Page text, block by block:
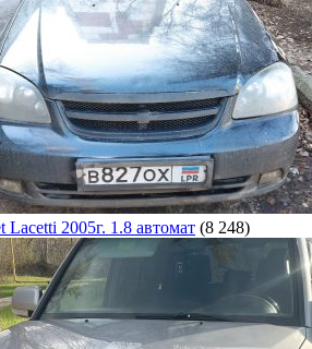
2005г. 1.8 автомат (8 248)